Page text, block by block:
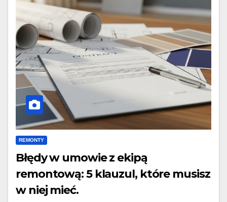
REMONTY
Błędy w umowie z ekipą
remontową: 5 klauzul, które musisz
w niej mieć.